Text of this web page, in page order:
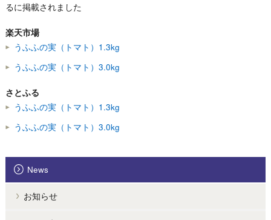
るに掲載されました
楽天市場
うふふの実（トマト）1.3kg
うふふの実（トマト）3.0kg
さとふる
うふふの実（トマト）1.3kg
うふふの実（トマト）3.0kg
News
お知らせ